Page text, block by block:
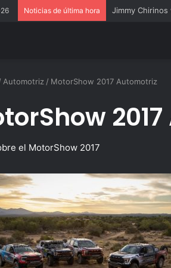
Noticias de última hora Rally Pisco
Automotriz / MotorShow 2017 Automotriz
el MotorShow 2017